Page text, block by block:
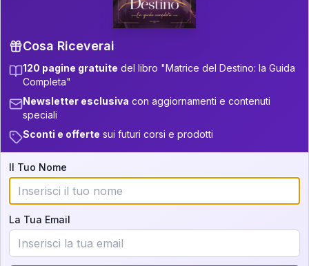
Scorri più in basso per vedere
un'interpretazione parziale gratuita della tua
Iscriviti alla newsletter per ricevere
aggiornamenti quando sarà disponibile.
Cosa scoprirete nella vostra
interpretazione:
💕 Come rafforzare la vostra unione
Cosa Riceverai
120 pagine gratuite del libro "Matrice del Destino: la Guida
Completa"
Newsletter esclusiva con aggiornamenti e contenuti
speciali
Sconti e offerte sui futuri corsi e prodotti
Il Tuo Nome
La Tua Email